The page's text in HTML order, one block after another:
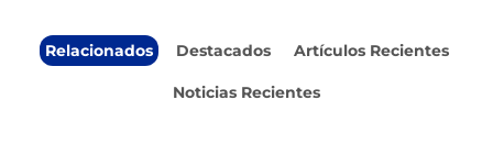
Relacionados Destacados Artículos Recientes
Noticias Recientes